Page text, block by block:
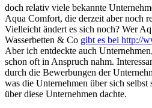
doch relativ viele bekannte
Aqua Comfort, die derzeit aber noch
Vielleicht ändert es sich noch? Wer
Wasserbetten & Co gibt es bei http://
Aber ich entdeckte auch
schon oft in Anspruch nahm.
durch die Bewerbungen der
was die Unternehmen über sich
über diese Unternehmen dachte.